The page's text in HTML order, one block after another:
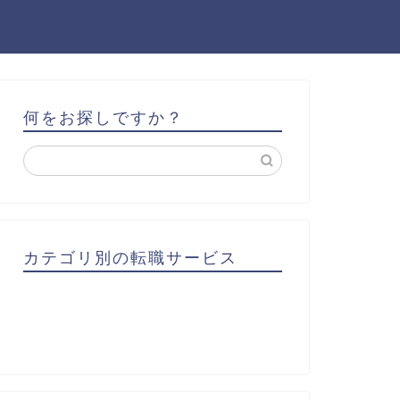
何をお探しですか？
カテゴリ別の転職サービス